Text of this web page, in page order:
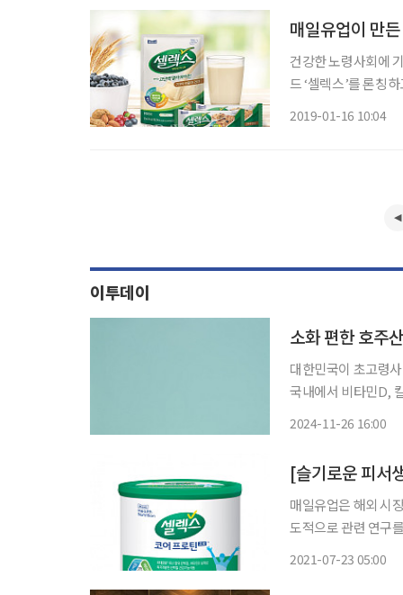
매일유업이 만
건강한 노령사회에
드 ‘셀렉스’를 론칭
2019-01-16 10:04
이투데이
소화 편한 호주
대한민국이 초고령
국내에서 비타민D,
2024-11-26 16:00
매일유업은 해외 시
도적으로 관련 연구를 시작했다. 2014년 서울아산병원 노
2021-07-23 05:00